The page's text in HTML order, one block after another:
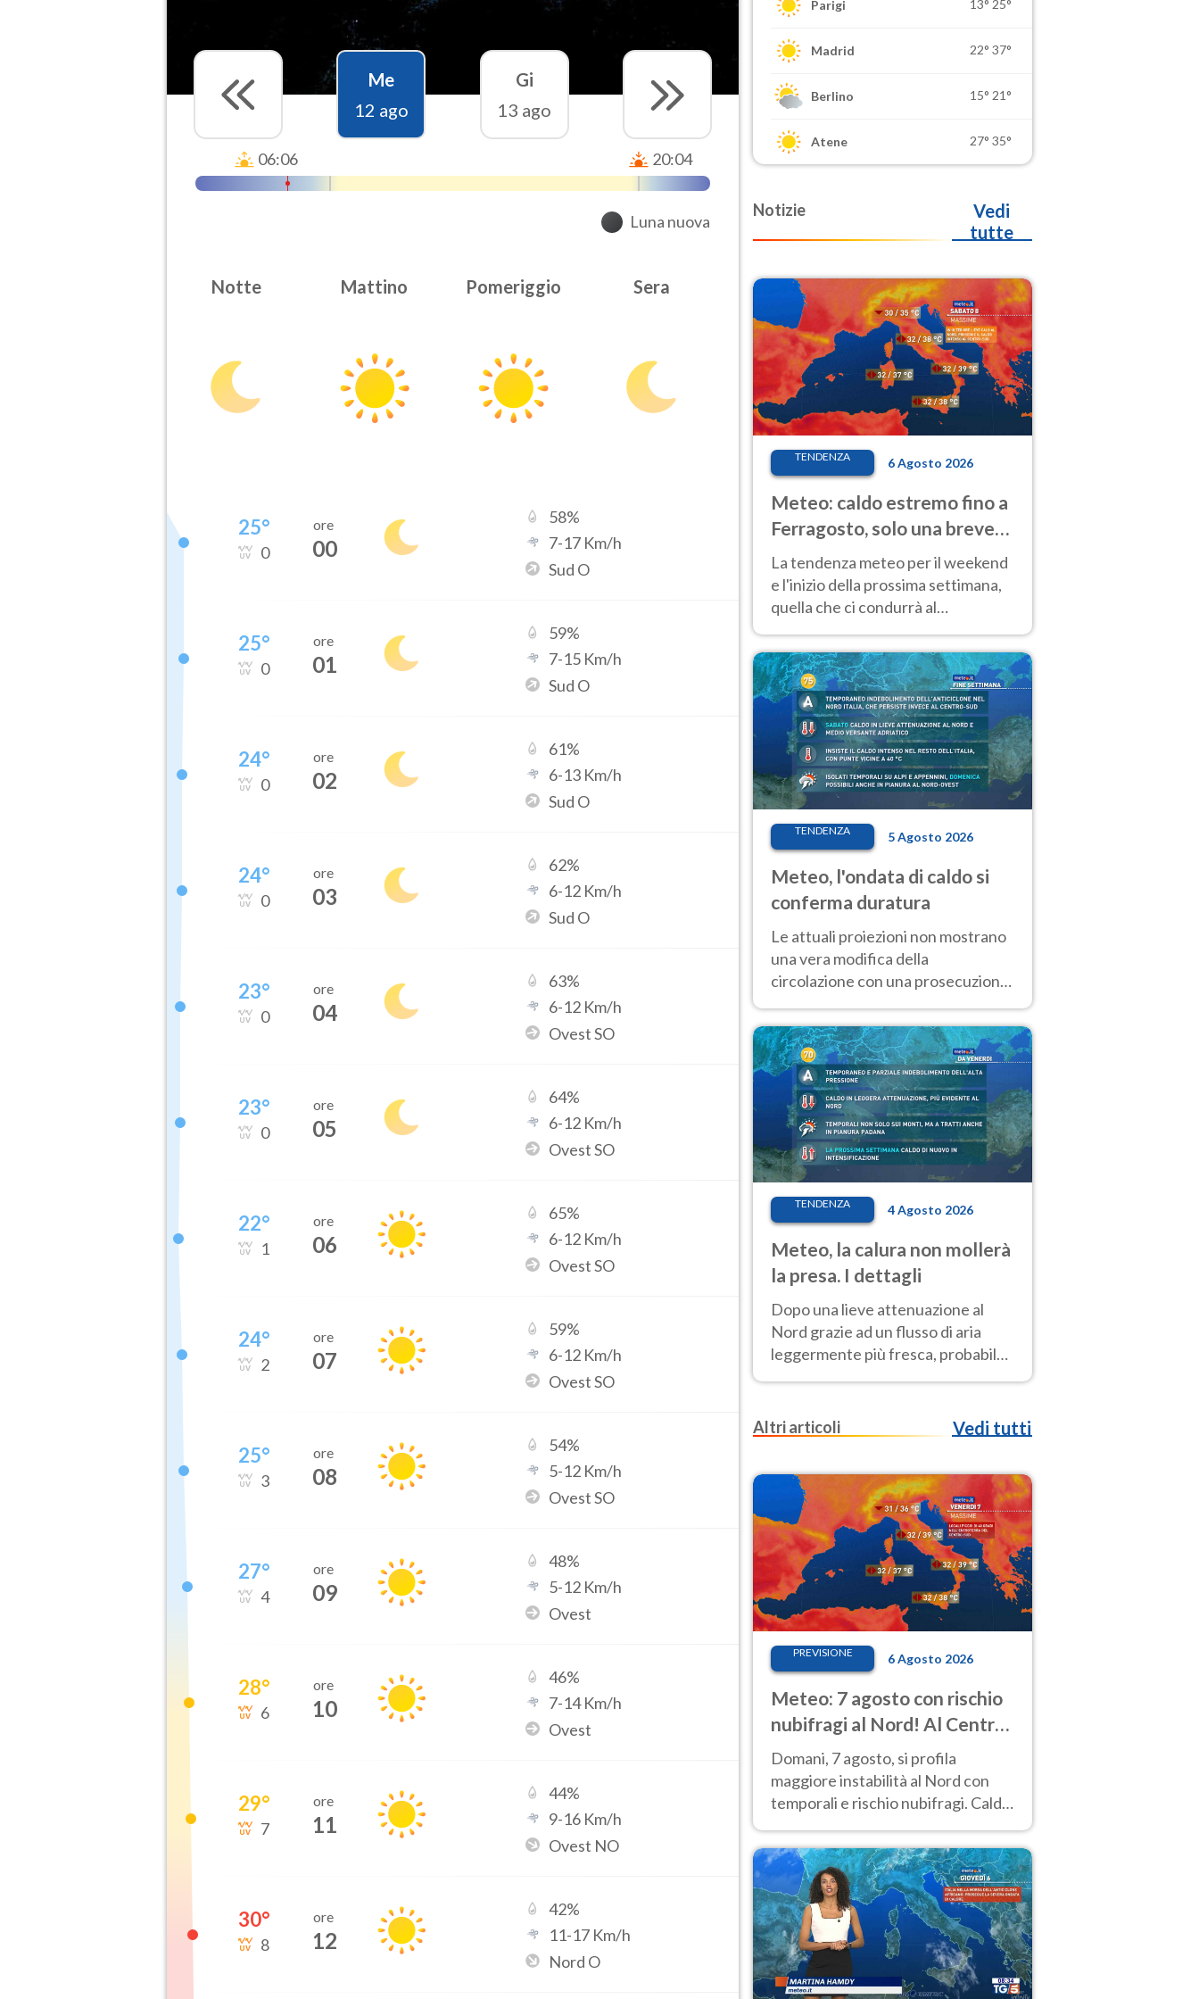
Me
12 ago
Gi
13 ago
06:06 20:04
Luna nuova
Notte Mattino Pomeriggio Sera
25°
0
ore
00
58%
7-17 Km/h
Sud O
25°
0
ore
01
59%
7-15 Km/h
Sud O
24°
0
ore
02
61%
6-13 Km/h
Sud O
24°
0
ore
03
62%
6-12 Km/h
Sud O
23°
0
ore
04
63%
6-12 Km/h
Ovest SO
23°
0
ore
05
64%
6-12 Km/h
Ovest SO
22°
1
ore
06
65%
6-12 Km/h
Ovest SO
24°
2
ore
07
59%
6-12 Km/h
Ovest SO
25°
3
ore
08
54%
5-12 Km/h
Ovest SO
27°
4
ore
09
48%
5-12 Km/h
Ovest
28°
6
ore
10
46%
7-14Km/h
Ovest
29°
7
ore
11
44%
9-16 Km/h
Ovest NO
30°
8
ore
12
42%
11-17 Km/h
Nord O
Parigi 13° 25°
Madrid 22° 37°
Berlino 15° 21°
Atene 27° 35°
Notizie
Vedi
tutte
TENDENZA 6 Agosto 2026
Meteo: caldo estremo fino a
Ferragosto, solo una breve
pausa. Ecco dove
La tendenza meteo per il weekend
e l'inizio della prossima settimana,
quella che ci condurrà al
temperature molto elevate
TENDENZA 5 Agosto 2026
Meteo, l'ondata di caldo si
conferma duratura
Le attuali proiezioni non mostrano
una vera modifica della
circolazione con una prosecuzione
giorni, compresa la settimana di
Ferragosto
TENDENZA 4 Agosto 2026
Meteo, la calura non mollerà
la presa. I dettagli
Dopo una lieve attenuazione al
Nord grazie ad un flusso di aria
leggermente più fresca, probabile
nuovo rinforzo dell’anticiclone
Altri articoli
Vedi tutti
PREVISIONE 6 Agosto 2026
Meteo: 7 agosto con rischio
nubifragi al Nord! Al Centro-
Sud caldo estremo
Domani, 7 agosto, si profila
maggiore instabilità al Nord con
temporali e rischio nubifragi. Caldo
previsioni.